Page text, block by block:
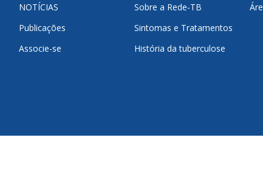
NOTÍCIAS
Publicações
Associe-se
Sobre a Rede-TB
Sintomas e Tratamentos
História da tuberculose